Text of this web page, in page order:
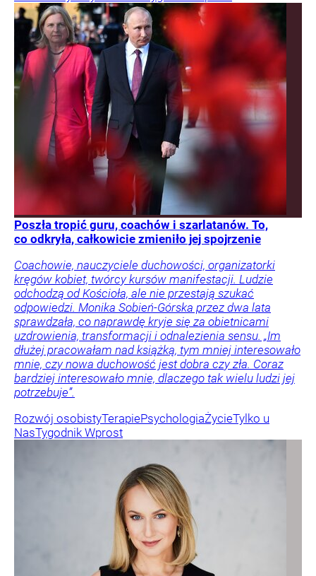
Poszła tropić guru, coachów i szarlatanów. To,
co odkryła, całkowicie zmieniło jej spojrzenie
Coachowie, nauczyciele duchowości, organizatorki
kręgów kobiet, twórcy kursów manifestacji. Ludzie
odchodzą od Kościoła, ale nie przestają szukać
odpowiedzi. Monika Sobień-Górska przez dwa lata
sprawdzała, co naprawdę kryje się za obietnicami
uzdrowienia, transformacji i odnalezienia sensu. „Im
dłużej pracowałam nad książką, tym mniej interesowało
mnie, czy nowa duchowość jest dobra czy zła. Coraz
bardziej interesowało mnie, dlaczego tak wielu ludzi jej
potrzebuje”.
Rozwój osobistyTerapiePsychologiaŻycieTylko u
NasTygodnik Wprost